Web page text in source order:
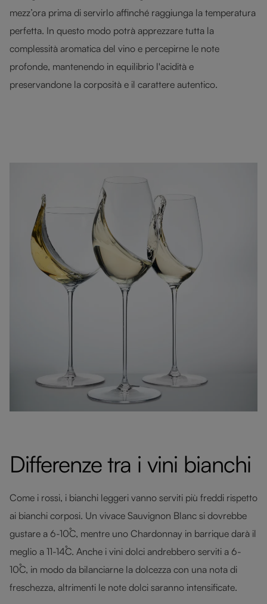
mezz’ora prima di servirlo affinché raggiunga la temperatura
perfetta. In questo modo potrà apprezzare tutta la
complessità aromatica del vino e percepirne le note
profonde, mantenendo in equilibrio l'acidità e
preservandone la corposità e il carattere autentico.
Differenze tra i vini bianchi
Come i rossi, i bianchi leggeri vanno serviti più freddi rispetto
ai bianchi corposi. Un vivace Sauvignon Blanc si dovrebbe
gustare a 6-10˚C, mentre uno Chardonnay in barrique darà il
meglio a 11-14˚C. Anche i vini dolci andrebbero serviti a 6-
10˚C, in modo da bilanciarne la dolcezza con una nota di
freschezza, altrimenti le note dolci saranno intensificate.